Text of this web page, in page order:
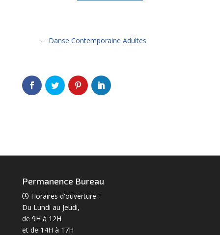
← Danse Contemporaine Adultes
Permanence Bureau
Horaires d'ouverture :
Du Lundi au Jeudi,
de 9H à 12H
et de 14H à 17H